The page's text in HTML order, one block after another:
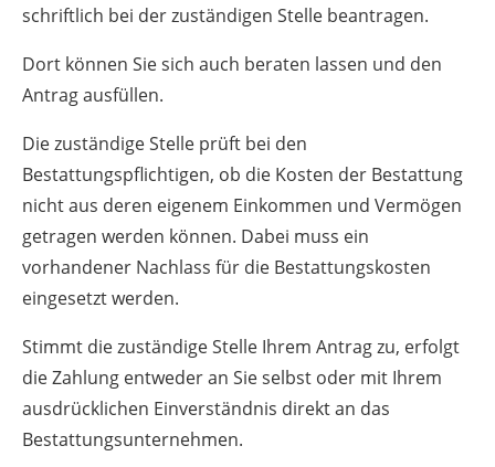
schriftlich bei der zuständigen Stelle beantragen.
Dort können Sie sich auch beraten lassen und den
Antrag ausfüllen.
Die zuständige Stelle prüft bei den
Bestattungspflichtigen, ob die Kosten der Bestattung
nicht aus deren eigenem Einkommen und Vermögen
getragen werden können. Dabei muss ein
vorhandener Nachlass für die Bestattungskosten
eingesetzt werden.
Stimmt die zuständige Stelle Ihrem Antrag zu, erfolgt
die Zahlung entweder an Sie selbst oder mit Ihrem
ausdrücklichen Einverständnis direkt an das
Bestattungsunternehmen.